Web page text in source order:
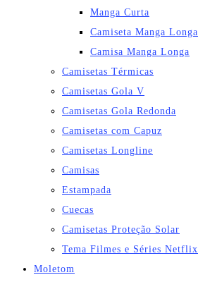
Manga Curta
Camiseta Manga Longa
Camisa Manga Longa
Camisetas Térmicas
Camisetas Gola V
Camisetas Gola Redonda
Camisetas com Capuz
Camisetas Longline
Camisas
Estampada
Cuecas
Camisetas Proteção Solar
Tema Filmes e Séries Netflix
Moletom